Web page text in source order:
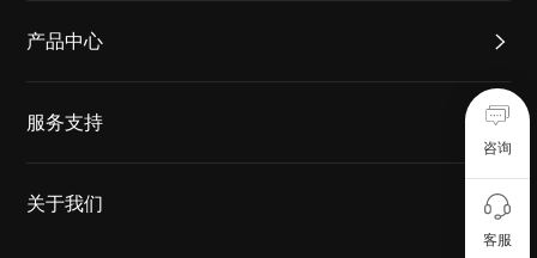
咨询
客服
产品中心
服务支持
关于我们